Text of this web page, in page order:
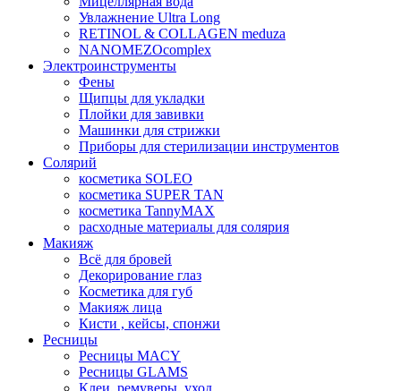
Увлажнение Ultra Long
RETINOL & COLLAGEN meduza
NANOMEZOcomplex
Электроинструменты
Фены
Щипцы для укладки
Плойки для завивки
Машинки для стрижки
Приборы для стерилизации инструментов
Солярий
косметика SOLEO
косметика SUPER TAN
косметика TannyMAX
расходные материалы для солярия
Макияж
Всё для бровей
Декорирование глаз
Косметика для губ
Макияж лица
Кисти , кейсы, спонжи
Ресницы
Ресницы MACY
Ресницы GLAMS